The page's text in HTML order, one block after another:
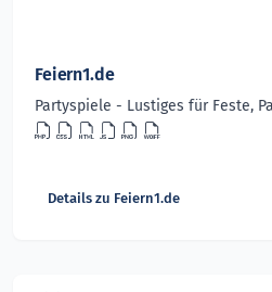
Feiern1.de
Partyspiele - Lustiges für Feste,
Details zu Feiern1.de